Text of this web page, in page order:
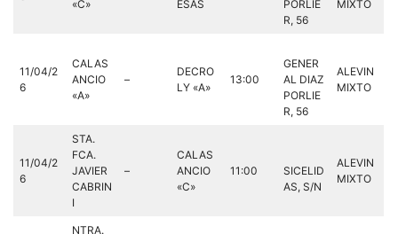
«C»
ESAS
PORLIE
R, 56
MIXTO
11/04/2
6
CALAS
ANCIO
«A»
–
DECRO
LY «A»
13:00
GENER
AL DIAZ
PORLIE
R, 56
ALEVIN
MIXTO
11/04/2
6
STA.
FCA.
JAVIER
CABRIN
I
–
CALAS
ANCIO
«C»
11:00
SICELID
AS, S/N
ALEVIN
MIXTO
NTRA.